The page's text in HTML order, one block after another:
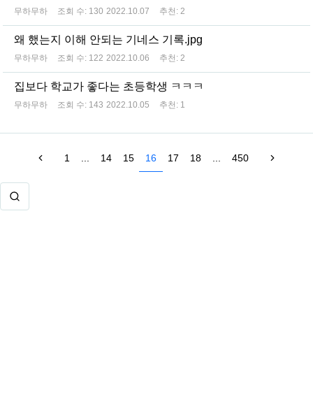
무하무하 조회 수: 130 2022.10.07 추천: 2
왜 했는지 이해 안되는 기네스 기록.jpg
무하무하 조회 수: 122 2022.10.06 추천: 2
집보다 학교가 좋다는 초등학생 ㅋㅋㅋ
무하무하 조회 수: 143 2022.10.05 추천: 1
1 ... 14 15 16 17 18 ... 450